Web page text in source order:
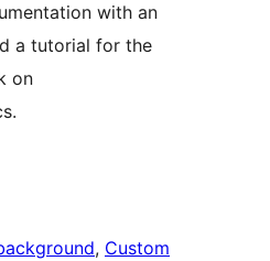
with an
a tutorial for the
on
, Custom